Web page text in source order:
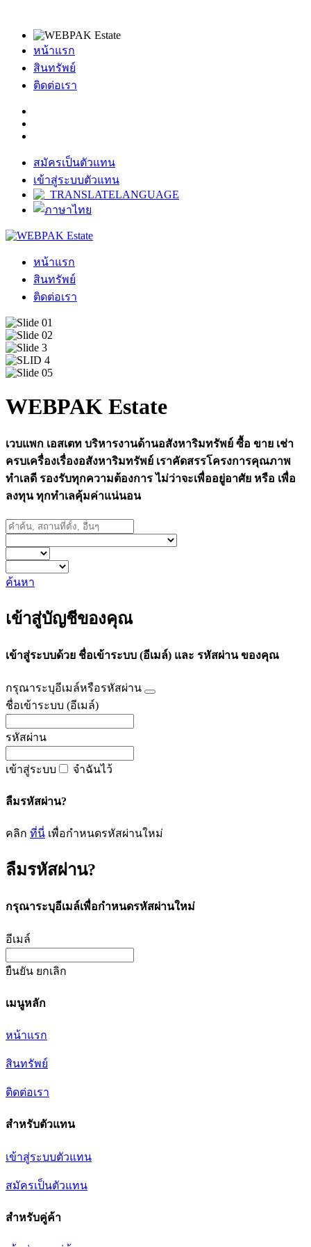
หน้าแรก
สินทรัพย์
ติดต่อเรา
สมัครเป็นตัวแทน
เข้าสู่ระบบตัวแทน
หน้าแรก
สินทรัพย์
ติดต่อเรา
WEBPAK Estate
เวบแพก เอสเตท บริหารงานด้านอสังหาริมทรัพย์ ซื้อ ขาย เช่า
ครบเครื่องเรื่องอสังหาริมทรัพย์ เราคัดสรรโครงการคุณภาพ
ทำเลดี รองรับทุกความต้องการ ไม่ว่าจะเพื่ออยู่อาศัย หรือ เพื่อ
ลงทุน ทุกทำเลคุ้มค่าแน่นอน
ค้นหา
เข้าสู่บัญชีของคุณ
เข้าสู่ระบบด้วย ชื่อเข้าระบบ (อีเมล์) และ รหัสผ่าน ของคุณ
กรุณาระบุอีเมล์หรือรหัสผ่าน
ชื่อเข้าระบบ (อีเมล์)
รหัสผ่าน
เข้าสู่ระบบ จำฉันไว้
ลืมรหัสผ่าน?
คลิก ที่นี่ เพื่อกำหนดรหัสผ่านใหม่
ลืมรหัสผ่าน?
กรุณาระบุอีเมล์เพื่อกำหนดรหัสผ่านใหม่
อีเมล์
ยืนยัน ยกเลิก
เมนูหลัก
หน้าแรก
สินทรัพย์
ติดต่อเรา
สำหรับตัวแทน
เข้าสู่ระบบตัวแทน
สมัครเป็นตัวแทน
สำหรับคู่ค้า